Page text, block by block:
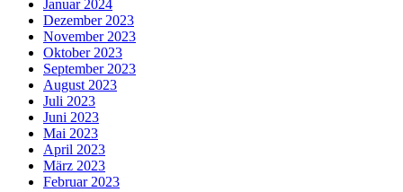
Januar 2024
Dezember 2023
November 2023
Oktober 2023
September 2023
August 2023
Juli 2023
Juni 2023
Mai 2023
April 2023
März 2023
Februar 2023